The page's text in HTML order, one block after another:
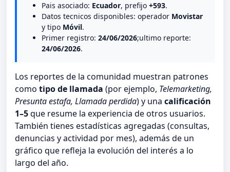
Pais asociado: Ecuador, prefijo +593.
Datos tecnicos disponibles: operador Movistar
y tipo Móvil.
Primer registro: 24/06/2026;ultimo reporte:
24/06/2026.
Los reportes de la comunidad muestran patrones
como tipo de llamada (por ejemplo, Telemarketing,
Presunta estafa, Llamada perdida) y una calificación
1–5que resume la experiencia de otros usuarios.
También tienes estadísticas agregadas (consultas,
denuncias y actividad por mes), además de un
gráfico que refleja la evolución del interés a lo
largo del año.